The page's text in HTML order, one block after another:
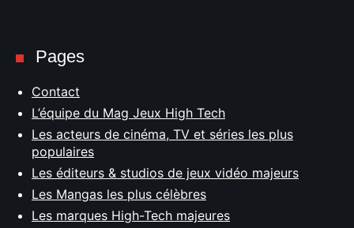
Pages
Contact
L’équipe du Mag Jeux High Tech
Les acteurs de cinéma, TV et séries les plus
populaires
Les éditeurs & studios de jeux vidéo majeurs
Les Mangas les plus célèbres
Les marques High-Tech majeures